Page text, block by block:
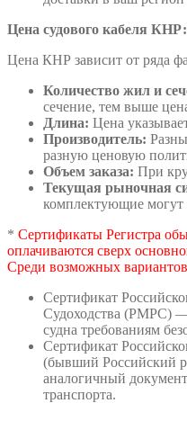
Цена судового кабеля КНР:
Цена КНР зависит от ряда
Количество жил и
сечение, тем выше
Длина: Цена
Производитель:
разную ценовую
Объем заказа: При
Текущая рыночная
комплектующие могут
* Сертификаты Регистра
оплачиваются сверх
Среди возможных
Сертификат
Судоходства (РМРС)
судна требованиям
Сертификат
(бывший Российский
аналогичный
транспорта.